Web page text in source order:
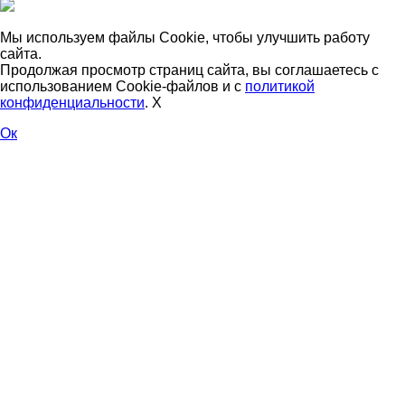
Мы используем файлы Cookie, чтобы улучшить работу
сайта.
Продолжая просмотр страниц сайта, вы соглашаетесь с
использованием Cookie-файлов и с политикой
конфиденциальности. X
Ок